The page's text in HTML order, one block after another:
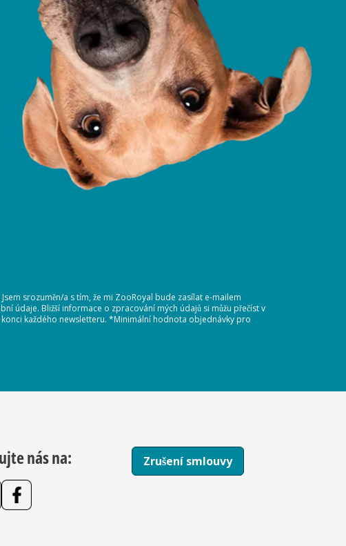
Jsem srozuměn/a s tím, že mi ZooRoyal bude zasílat e-mailem
údaje. Bližší informace o zpracování mých údajů si můžu přečíst v
každého newsletteru. *Minimální hodnota objednávky pro
nás na: Zrušení smlouvy